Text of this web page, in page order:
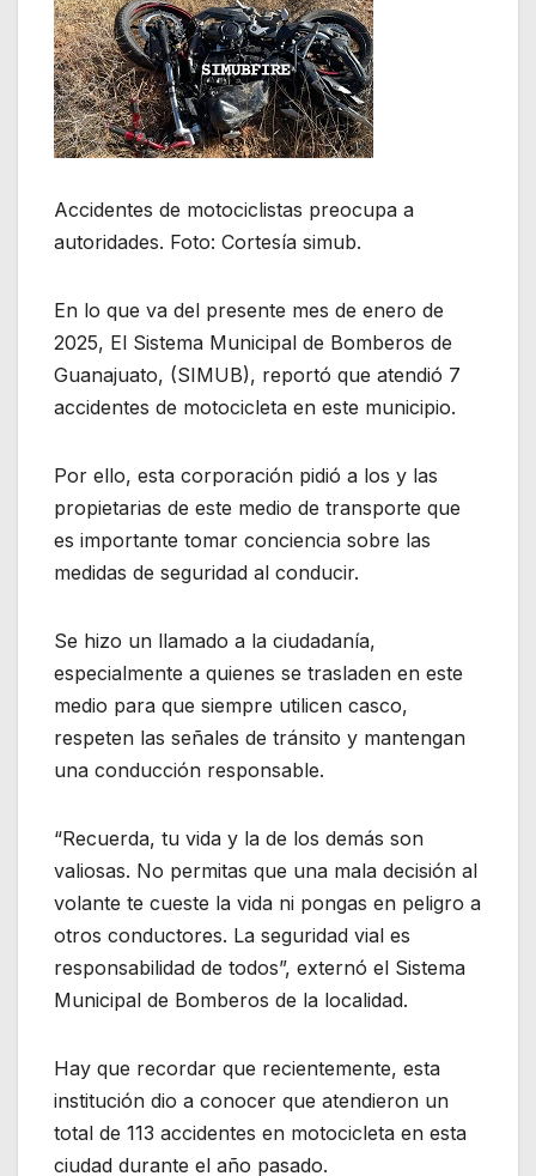
Accidentes de motociclistas preocupa a
autoridades. Foto: Cortesía simub.
En lo que va del presente mes de enero de
2025, El Sistema Municipal de Bomberos de
Guanajuato, (SIMUB), reportó que atendió 7
accidentes de motocicleta en este municipio.
Por ello, esta corporación pidió a los y las
propietarias de este medio de transporte que
es importante tomar conciencia sobre las
medidas de seguridad al conducir.
Se hizo un llamado a la ciudadanía,
especialmente a quienes se trasladen en este
medio para que siempre utilicen casco,
respeten las señales de tránsito y mantengan
una conducción responsable.
“Recuerda, tu vida y la de los demás son
valiosas. No permitas que una mala decisión al
volante te cueste la vida ni pongas en peligro a
otros conductores. La seguridad vial es
responsabilidad de todos”, externó el Sistema
Municipal de Bomberos de la localidad.
Hay que recordar que recientemente, esta
institución dio a conocer que atendieron un
total de 113 accidentes en motocicleta en esta
ciudad durante el año pasado.